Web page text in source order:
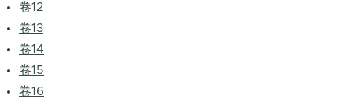
卷12
卷13
卷14
卷15
卷16